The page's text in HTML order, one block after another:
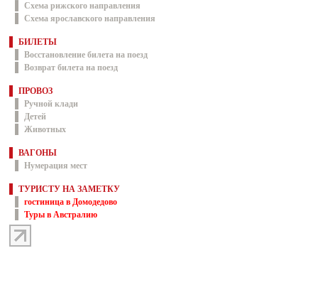
Схема рижского направления
Схема ярославского направления
БИЛЕТЫ
Восстановление билета на поезд
Возврат билета на поезд
ПРОВОЗ
Ручной клади
Детей
Животных
ВАГОНЫ
Нумерация мест
ТУРИСТУ НА ЗАМЕТКУ
гостиница в Домодедово
Туры в Австралию